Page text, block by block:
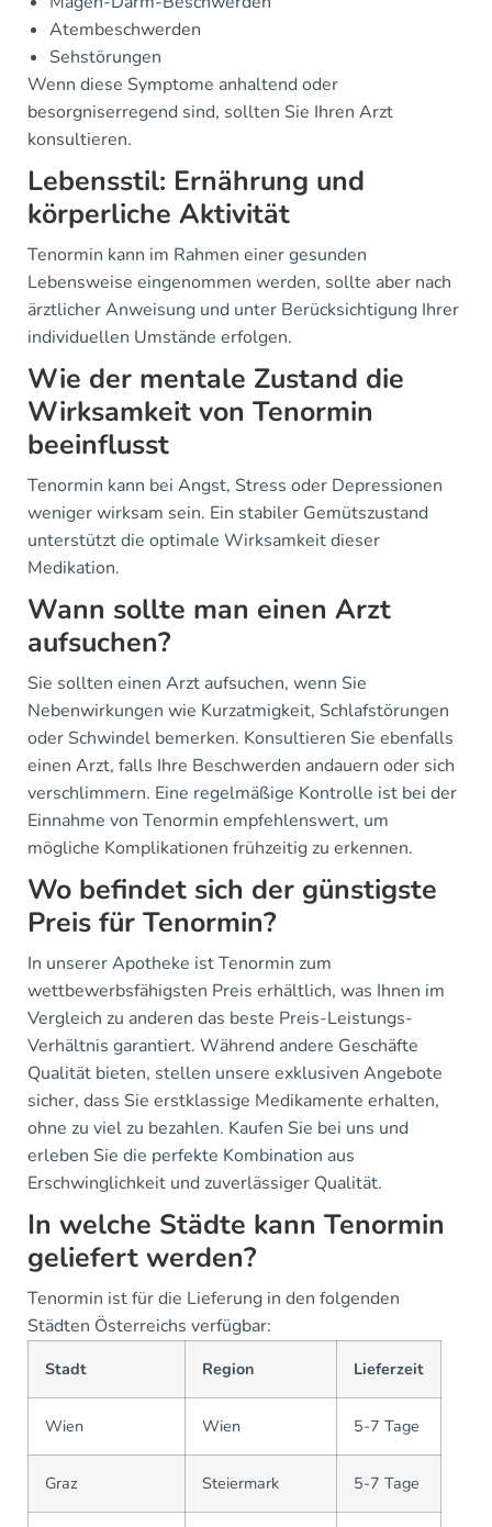
Atembeschwerden
Sehstörungen
Wenn diese Symptome anhaltend oder
besorgniserregend sind, sollten Sie Ihren Arzt
konsultieren.
Lebensstil: Ernährung und
körperliche Aktivität
Tenormin kann im Rahmen einer gesunden
Lebensweise eingenommen werden, sollte aber nach
ärztlicher Anweisung und unter Berücksichtigung Ihrer
individuellen Umstände erfolgen.
Wie der mentale Zustand die
Wirksamkeit von Tenormin
beeinflusst
Tenormin kann bei Angst, Stress oder Depressionen
weniger wirksam sein. Ein stabiler Gemütszustand
unterstützt die optimale Wirksamkeit dieser
Medikation.
Wann sollte man einen Arzt
aufsuchen?
Sie sollten einen Arzt aufsuchen, wenn Sie
Nebenwirkungen wie Kurzatmigkeit, Schlafstörungen
oder Schwindel bemerken. Konsultieren Sie ebenfalls
einen Arzt, falls Ihre Beschwerden andauern oder sich
verschlimmern. Eine regelmäßige Kontrolle ist bei der
Einnahme von Tenormin empfehlenswert, um
mögliche Komplikationen frühzeitig zu erkennen.
Wo befindet sich der günstigste
Preis für Tenormin?
In unserer Apotheke ist Tenormin zum
wettbewerbsfähigsten Preis erhältlich, was Ihnen im
Vergleich zu anderen das beste Preis-Leistungs-
Verhältnis garantiert. Während andere Geschäfte
Qualität bieten, stellen unsere exklusiven Angebote
sicher, dass Sie erstklassige Medikamente erhalten,
ohne zu viel zu bezahlen. Kaufen Sie bei uns und
erleben Sie die perfekte Kombination aus
Erschwinglichkeit und zuverlässiger Qualität.
In welche Städte kann Tenormin
geliefert werden?
Tenormin ist für die Lieferung in den folgenden
Städten Österreichs verfügbar:
Stadt Region Lieferzeit
Wien Wien 5-7 Tage
Graz Steiermark 5-7 Tage